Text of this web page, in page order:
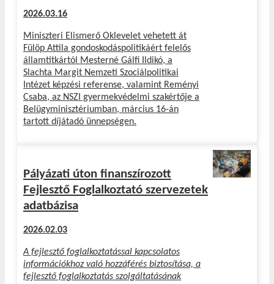
2026.03.16
Miniszteri Elismerő Oklevelet vehetett át
Fülöp Attila gondoskodáspolitikáért felelős
államtitkártól Mesterné Gálfi Ildikó, a
Slachta Margit Nemzeti Szociálpolitikai
Intézet képzési referense, valamint Reményi
Csaba, az NSZI gyermekvédelmi szakértője a
Belügyminisztériumban, március 16-án
tartott díjátadó ünnepségen.
Pályázati úton finanszírozott
Fejlesztő Foglalkoztató szervezetek
adatbázisa
2026.02.03
A fejlesztő foglalkoztatással kapcsolatos
információkhoz való hozzáférés biztosítása, a
fejlesztő foglalkoztatás szolgáltatásának